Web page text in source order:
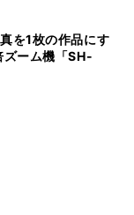
を1枚の作品にす
ーム機「SH-